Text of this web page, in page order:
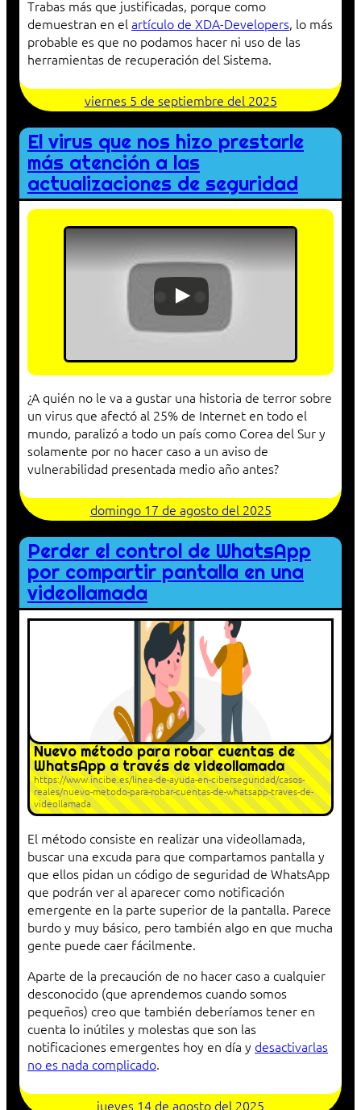
Trabas más que justificadas, porque como
demuestran en el artículo de XDA-Developers, lo más
probable es que no podamos hacer ni uso de las
herramientas de recuperación del Sistema.
viernes 5 de septiembre del 2025
El virus que nos hizo prestarle
más atención a las
actualizaciones de seguridad
¿A quién no le va a gustar una historia de terror sobre
un virus que afectó al 25% de Internet en todo el
mundo, paralizó a todo un país como Corea del Sur y
solamente por no hacer caso a un aviso de
vulnerabilidad presentada medio año antes?
domingo 17 de agosto del 2025
Perder el control de WhatsApp
por compartir pantalla en una
videollamada
Nuevo método para robar cuentas de
WhatsApp a través de videollamada
https://www.incibe.es/linea-de-ayuda-en-ciberseguridad/casos-
reales/nuevo-metodo-para-robar-cuentas-de-whatsapp-traves-de-
videollamada
El método consiste en realizar una videollamada,
buscar una excuda para que compartamos pantalla y
que ellos pidan un código de seguridad de WhatsApp
que podrán ver al aparecer como notificación
emergente en la parte superior de la pantalla. Parece
burdo y muy básico, pero también algo en que mucha
gente puede caer fácilmente.
Aparte de la precaución de no hacer caso a cualquier
desconocido (que aprendemos cuando somos
pequeños) creo que también deberíamos tener en
cuenta lo inútiles y molestas que son las
notificaciones emergentes hoy en día y desactivarlas
no es nada complicado.
jueves 14 de agosto del 2025